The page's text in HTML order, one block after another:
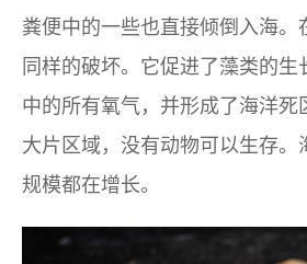
粪便中的一些也直接倾倒入海。
同样的破坏。它促进了藻类的生
中的所有氧气，并形成了海洋死
大片区域，没有动物可以生存。
规模都在增长。